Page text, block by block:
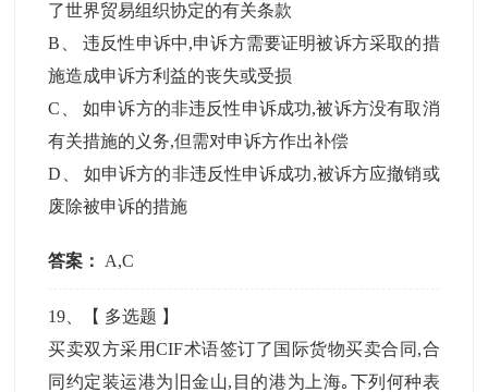
了世界贸易组织协定的有关条款
B
违反性申诉中,申诉方需要证明被诉方采取的措
施造成申诉方利益的丧失或受损
C
如申诉方的非违反性申诉成功,被诉方没有取消
有关措施的义务,但需对申诉方作出补偿
D
如申诉方的非违反性申诉成功,被诉方应撤销或
废除被申诉的措施
答案： A,C
19 、【 多选题 】
买卖双方采用CIF术语签订了国际货物买卖合同,合
同约定装运港为旧金山,目的港为上海｡下列何种表